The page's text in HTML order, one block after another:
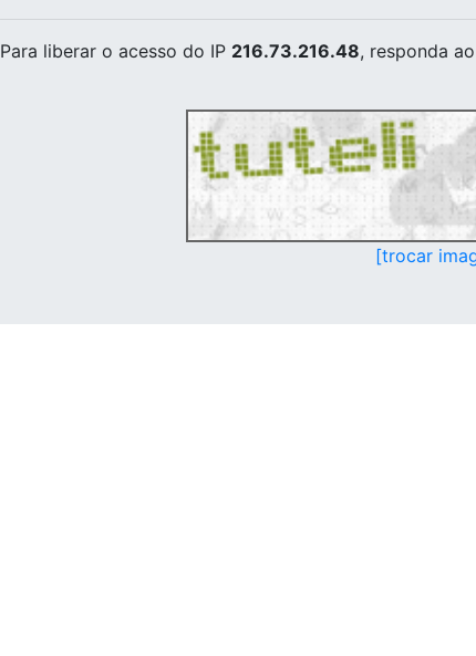
Para liberar o acesso do IP 216.73.216.48, responda
[trocar